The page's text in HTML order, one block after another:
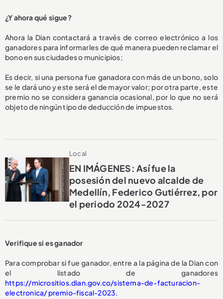
¿Y ahora qué sigue?
Ahora la Dian contactará a través de correo electrónico a los
ganadores para informarles de qué manera pueden reclamar el
bono en sus ciudades o municipios;
Es decir, si una persona fue ganadora con más de un bono, solo
se le dará uno y este será el de mayor valor; por otra parte, este
premio no se considera ganancia ocasional, por lo que no será
objeto de ningún tipo de deducción de impuestos.
Local
EN IMÁGENES: Así fue la
posesión del nuevo alcalde de
Medellín, Federico Gutiérrez, por
el periodo 2024-2027
Verifique si es ganador
Para comprobar si fue ganador, entre a la página de la Dian con
el listado de ganadores
https://micrositios.dian.gov.co/sistema-de-facturacion-
electronica/ premio-fiscal-2023.